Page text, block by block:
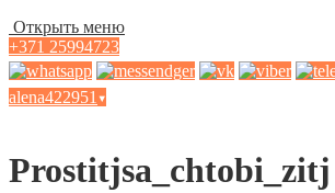
Открыть меню
+371 25994723
alena422951 ▾